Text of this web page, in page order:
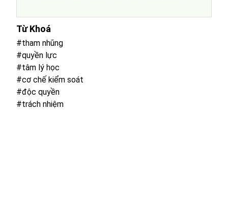
Từ Khoá
#tham nhũng
#quyền lực
#tâm lý học
#cơ chế kiểm soát
#độc quyền
#trách nhiệm